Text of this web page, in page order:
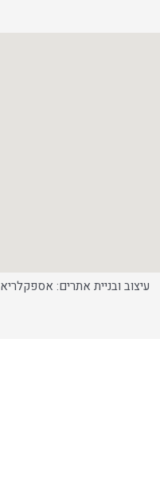
עיצוב ובניית אתרים: אספקלריא